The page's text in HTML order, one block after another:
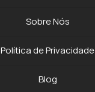
Sobre Nós
Política de Privacidade
Blog